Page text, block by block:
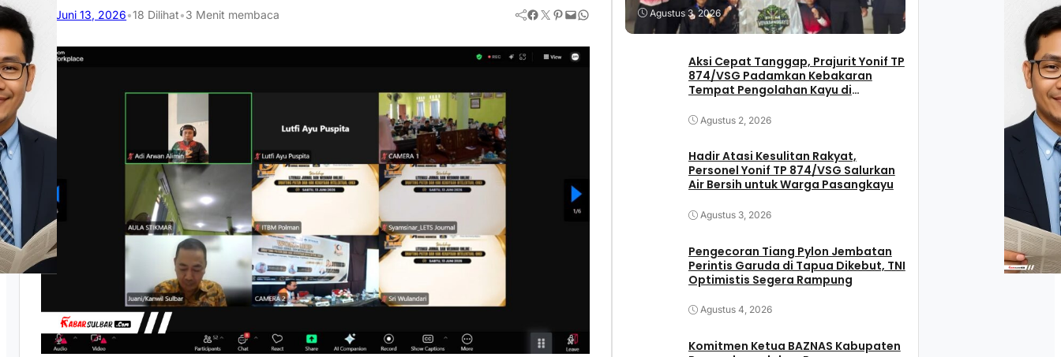
Juni 13, 2026•18 Dilihat•3 Menit membaca Facebook Twitter Pinterest Mail WhatsApp Agustus 3, 2026
Aksi Cepat Tanggap, Prajurit Yonif TP
874/VSG Padamkan Kebakaran
Tempat Pengolahan Kayu di
Agustus 2, 2026
Hadir Atasi Kesulitan Rakyat,
Personel Yonif TP 874/VSG Salurkan
Air Bersih untuk Warga Pasangkayu
Agustus 3, 2026
Pengecoran Tiang Pylon Jembatan
Perintis Garuda di Tapua Dikebut, TNI
Optimistis Segera Rampung
Agustus 4, 2026
Komitmen Ketua BAZNAS Kabupaten